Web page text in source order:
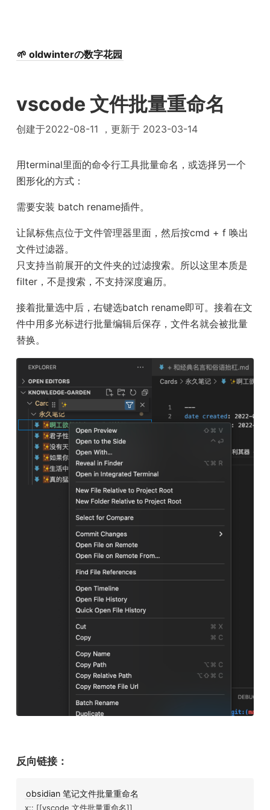
🌱 oldwinterの数字花园
vscode 文件批量重命名
创建于2022-08-11 ，更新于 2023-03-14
用terminal里面的命令行工具批量命名，或选择另一个
图形化的方式：
需要安装 batch rename插件。
让鼠标焦点位于文件管理器里面，然后按cmd + f 唤出
文件过滤器。
只支持当前展开的文件夹的过滤搜索。所以这里本质是
filter，不是搜索，不支持深度遍历。
接着批量选中后，右键选batch rename即可。接着在文
件中用多光标进行批量编辑后保存，文件名就会被批量
替换。
反向链接：
obsidian 笔记文件批量重命名
x:: [[vscode 文件批量重命名]]